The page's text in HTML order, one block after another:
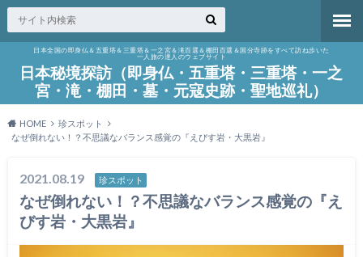
日本全国の即身仏＆五重塔＆三重塔＆一之宮＆滝百選＆棚田百選＆国分寺跡をすべて訪ね歩いた
一人旅の達人のウェブサイト
日本秘境探訪（即身仏・五重塔・三重塔・一之
宮・滝・棚田・墓・元寇史跡・聖地巡礼）
HOME
珍スポット
なぜ倒れない！？不思議なバランス感覚の『えびす岩・大黒岩』
2021.08.19 珍スポット
なぜ倒れない！？不思議なバランス感覚の『え
びす岩・大黒岩』